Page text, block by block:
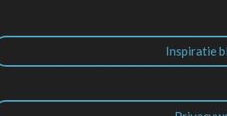
Inspiratie